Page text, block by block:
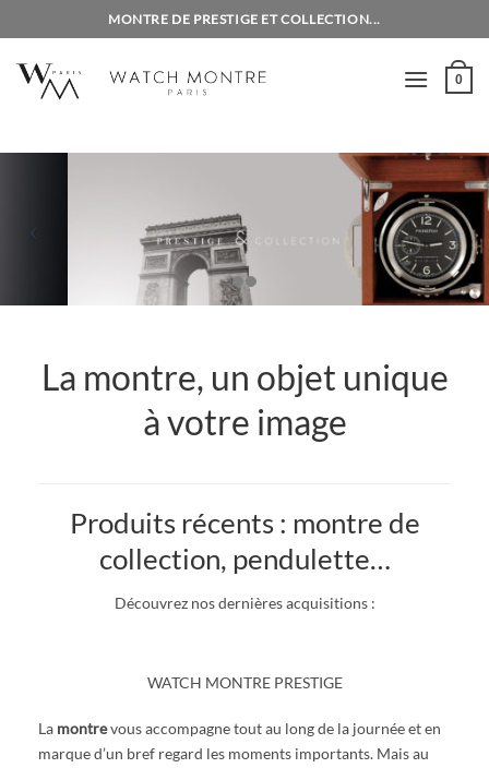
au
contenu
MONTRE DE PRESTIGE ET COLLECTION...
0
La montre, un objet unique
à votre image
Produits récents : montre de
collection, pendulette…
Découvrez nos dernières acquisitions :
WATCH MONTRE PRESTIGE
La montrevous accompagne tout au long de la journée et en
marque d’un bref regard les moments importants. Mais au